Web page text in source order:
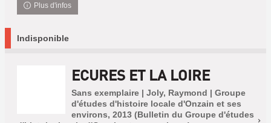
Plus d'infos
Indisponible
ECURES ET LA LOIRE
Sans exemplaire | Joly, Raymond | Groupe
d'études d'histoire locale d'Onzain et ses
environs, 2013 (Bulletin du Groupe d'études